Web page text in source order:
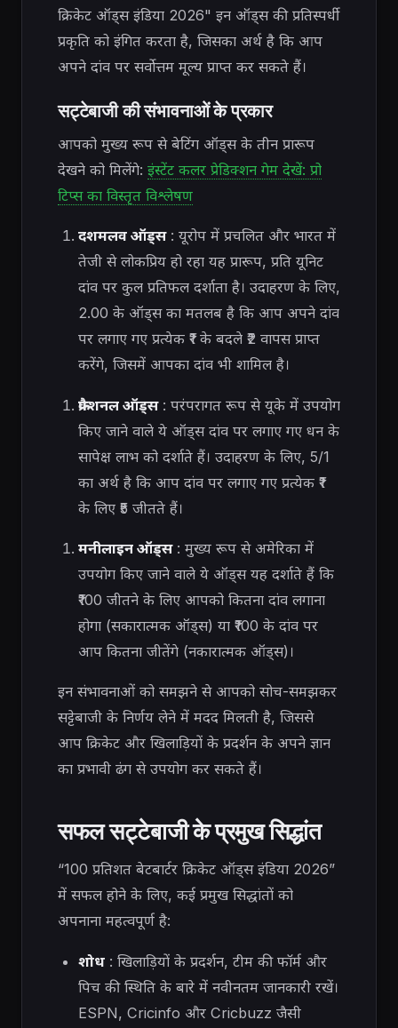
क्रिकेट ऑड्स इंडिया 2026" इन ऑड्स की प्रतिस्पर्धी
प्रकृति को इंगित करता है, जिसका अर्थ है कि आप
अपने दांव पर सर्वोत्तम मूल्य प्राप्त कर सकते हैं।
सट्टेबाजी की संभावनाओं के प्रकार
आपको मुख्य रूप से बेटिंग ऑड्स के तीन प्रारूप
देखने को मिलेंगे: इंस्टेंट कलर प्रेडिक्शन गेम देखें: प्रो
टिप्स का विस्तृत विश्लेषण
दशमलव ऑड्स: यूरोप में प्रचलित और भारत में
तेजी से लोकप्रिय हो रहा यह प्रारूप, प्रति यूनिट
दांव पर कुल प्रतिफल दर्शाता है। उदाहरण के लिए,
2.00 के ऑड्स का मतलब है कि आप अपने दांव
पर लगाए गए प्रत्येक ₹1 के बदले ₹2 वापस प्राप्त
करेंगे, जिसमें आपका दांव भी शामिल है।
फ्रैक्शनल ऑड्स: परंपरागत रूप से यूके में उपयोग
किए जाने वाले ये ऑड्स दांव पर लगाए गए धन के
सापेक्ष लाभ को दर्शाते हैं। उदाहरण के लिए, 5/1
का अर्थ है कि आप दांव पर लगाए गए प्रत्येक ₹1
के लिए ₹5 जीतते हैं।
मनीलाइन ऑड्स: मुख्य रूप से अमेरिका में
उपयोग किए जाने वाले ये ऑड्स यह दर्शाते हैं कि
₹100 जीतने के लिए आपको कितना दांव लगाना
होगा (सकारात्मक ऑड्स) या ₹100 के दांव पर
आप कितना जीतेंगे (नकारात्मक ऑड्स)।
इन संभावनाओं को समझने से आपको सोच-समझकर
सट्टेबाजी के निर्णय लेने में मदद मिलती है, जिससे
आप क्रिकेट और खिलाड़ियों के प्रदर्शन के अपने ज्ञान
का प्रभावी ढंग से उपयोग कर सकते हैं।
सफल सट्टेबाजी के प्रमुख सिद्धांत
“100 प्रतिशत बेटबार्टर क्रिकेट ऑड्स इंडिया 2026”
में सफल होने के लिए, कई प्रमुख सिद्धांतों को
अपनाना महत्वपूर्ण है:
शोध: खिलाड़ियों के प्रदर्शन, टीम की फॉर्म और
पिच की स्थिति के बारे में नवीनतम जानकारी रखें।
ESPN, Cricinfo और Cricbuzz जैसी